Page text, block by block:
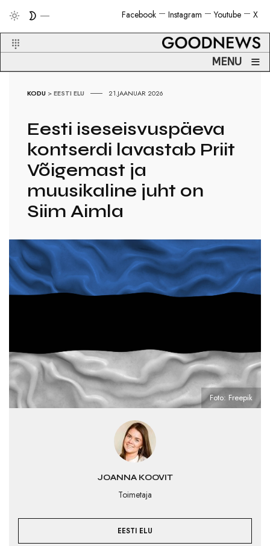
X
Youtube
Instagram
Facebook
MENU ≡
KODU >EESTI ELU 21.JAANUAR 2026
Eesti iseseisvuspäeva
kontserdi lavastab Priit
Võigemast ja
muusikaline juht on
Siim Aimla
JOANNA KOOVIT
Toimetaja
EESTI ELU
Foto: Freepik